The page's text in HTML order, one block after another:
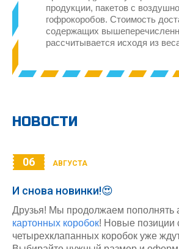
продукции, пакетов с
гофрокоробов. Стоимость
содержащих
рассчитывается исходя из
НОВОСТИ
06 АВГУСТА
И снова новинки!😍
Друзья! Мы продолжаем пополнять
картонных коробок! Новые позиции
четырехклапанных коробок уже